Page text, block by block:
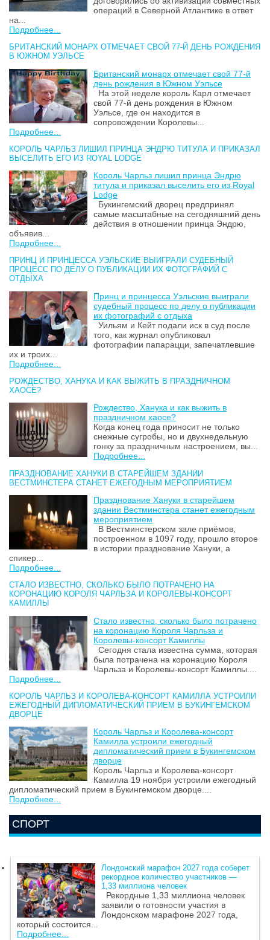
операций в Северной Атлантике в ответ
на...
Подробнее...
БРИТАНСКИЙ МОНАРХ ОТМЕЧАЕТ СВОЙ 77-Й ДЕНЬ РОЖДЕНИЯ
В ЮЖНОМ УЭЛЬСЕ
Британский монарх отмечает свой 77-й
день рождения в Южном Уэльсе
На этой неделе король Карл отмечает
свой 77-й день рождения в Южном
Уэльсе, где он находится в
сопровождении Королевы...
Подробнее...
КОРОЛЬ ЧАРЛЬЗ ЛИШИЛ ПРИНЦА ЭНДРЮ ТИТУЛА И ПРИКАЗАЛ
ВЫСЕЛИТЬ ЕГО ИЗ ROYAL LODGE
Король Чарльз лишил принца Эндрю
титула и приказал выселить его из Royal
Lodge
Букингемский дворец предпринял
самые масштабные на сегодняшний день
действия в отношении принца Эндрю,
объявив...
Подробнее...
ПРИНЦ И ПРИНЦЕССА УЭЛЬСКИЕ ВЫИГРАЛИ СУДЕБНЫЙ
ПРОЦЕСС ПО ДЕЛУ О ПУБЛИКАЦИИ ИХ ФОТОГРАФИЙ С
ОТДЫХА
Принц и принцесса Уэльские выиграли
судебный процесс по делу о публикации
их фотографий с отдыха
Уильям и Кейт подали иск в суд после
того, как журнал опубликовал
фотографии папарацци, запечатлевшие
их и троих...
Подробнее...
РОЖДЕСТВО, ХАНУКА И КАК ВЫЖИТЬ В ПРАЗДНИЧНОМ
ХАОСЕ?
Рождество, Ханука и как выжить в
праздничном хаосе?
Когда конец года приносит не только
снежные сугробы, но и двухнедельную
гонку за праздничным настроением, вы...
Подробнее...
ПРАЗДНОВАНИЕ ХАНУКИ В СТАРЕЙШЕМ ЗДАНИИ
ВЕСТМИНСТЕРА СТАНЕТ ЕЖЕГОДНЫМ МЕРОПРИЯТИЕМ
Празднование Хануки в старейшем
здании Вестминстера станет ежегодным
мероприятием
В Вестминстерском зале приёмов,
построенном в 1097 году, прошло второе
в истории празднование Хануки, а
спикер...
Подробнее...
СТАЛО ИЗВЕСТНО, СКОЛЬКО БЫЛО ПОТРАЧЕНО НА
КОРОНАЦИЮ КОРОЛЯ ЧАРЛЬЗА И КОРОЛЕВЫ-КОНСОРТ
КАМИЛЛЫ
Стало известно, сколько было потрачено
на коронацию Короля Чарльза и
Королевы-консорт Камиллы
Сегодня стала известна сумма, которая
была потрачена на коронацию Короля
Чарльза и Королевы-консорт Камиллы....
Подробнее...
КОРОЛЬ ЧАРЛЬЗ И КОРОЛЕВА-КОНСОРТ КАМИЛЛА УСТРОИЛИ
ЕЖЕГОДНЫЙ ДИПЛОМАТИЧЕСКИЙ ПРИЕМ В БУКИНГЕМСКОМ
ДВОРЦЕ
Король Чарльз и Королева-консорт
Камилла устроили ежегодный
дипломатический прием в Букингемском
дворце
Король Чарльз и Королева-консорт
Камилла 19 ноября устроили ежегодный
дипломатический прием в Букингемском дворце....
Подробнее...
СПОРТ
Лондонский марафон 2027 года соберет
рекордное количество участников —
1,33 миллиона человек
Рекордные 1,33 миллиона человек
заявили о готовности участия в
Лондонском марафоне 2027 года,
который состоится...
Подробнее...